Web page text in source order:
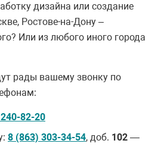
дизайна или создание
Ростове-на-Дону –
Или из любого иного города
рады вашему звонку по
82-20
8 (863) 303-34-54, доб. 102 —